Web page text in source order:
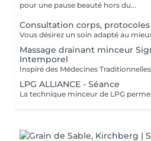
pour une pause beauté hors du...
Consultation corps,
Massage drainant minceur
Intemporel
LPG ALLIANCE - Séance